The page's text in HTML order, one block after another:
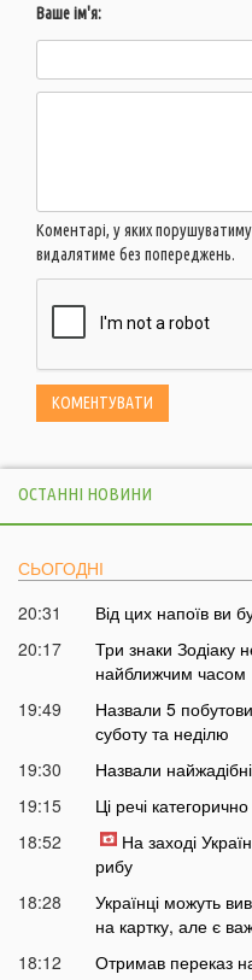
Ваше ім'я:
Коментарі, у яких
видалятиме без попереджень.
ОСТАННІ НОВИНИ
СЬОГОДНІ
20:31
Від цих напоїв ви
20:17
Три знаки Зодіаку
найближчим часом
19:49
Назвали 5
суботу та неділю
19:30
Назвали
19:15
Ці речі
18:52
На заході
рибу
18:28
Українці можуть
на картку, але є
18:12
Отримав переказ